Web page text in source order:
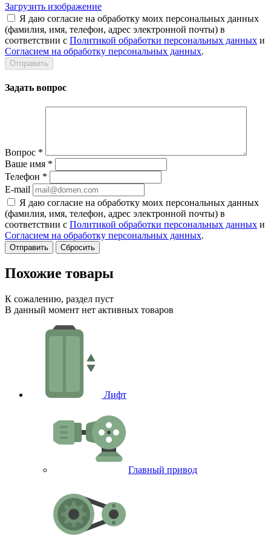
Загрузить изображение
Я даю согласие на обработку моих персональных данных
(фамилия, имя, телефон, адрес электронной почты) в
соответствии с Политикой обработки персональных данных и
Согласием на обработку персональных данных.
Задать вопрос
Вопрос *
Ваше имя *
Телефон *
E-mail
Я даю согласие на обработку моих персональных данных
(фамилия, имя, телефон, адрес электронной почты) в
соответствии с Политикой обработки персональных данных и
Согласием на обработку персональных данных.
Сбросить
Похожие товары
К сожалению, раздел пуст
В данный момент нет активных товаров
Лифт
Главный привод